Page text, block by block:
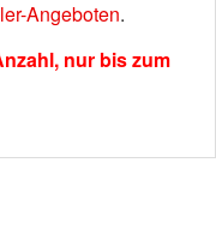
Angeboten.
nur bis zum